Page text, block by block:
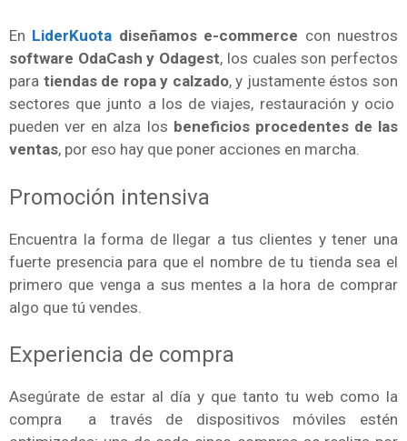
En LiderKuota diseñamos e-commerce con nuestros
software OdaCash y Odagest, los cuales son perfectos
para tiendas de ropa y calzado, y justamente éstos son
sectores que junto a los de viajes, restauración y ocio
pueden ver en alza los beneficios procedentes de las
ventas, por eso hay que poner acciones en marcha.
Promoción intensiva
Encuentra la forma de llegar a tus clientes y tener una
fuerte presencia para que el nombre de tu tienda sea el
primero que venga a sus mentes a la hora de comprar
algo que tú vendes.
Experiencia de compra
Asegúrate de estar al día y que tanto tu web como la
compra a través de dispositivos móviles estén